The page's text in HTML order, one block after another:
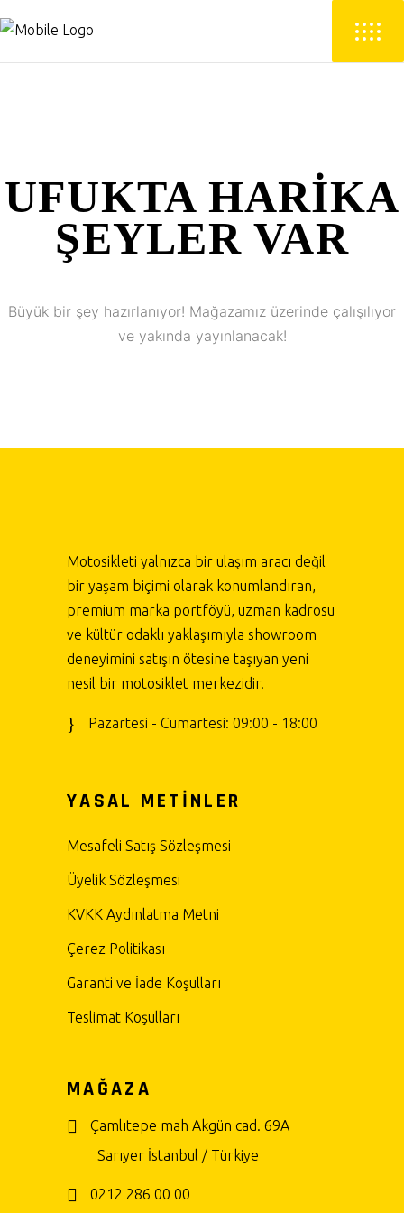
UFUKTA HARIKA
ŞEYLER VAR
Büyük bir şey hazırlanıyor! Mağazamız üzerinde çalışılıyor
ve yakında yayınlanacak!
Motosikleti yalnızca bir ulaşım aracı değil
bir yaşam biçimi olarak konumlandıran,
premium marka portföyü, uzman kadrosu
ve kültür odaklı yaklaşımıyla showroom
deneyimini satışın ötesine taşıyan yeni
nesil bir motosiklet merkezidir.
Pazartesi - Cumartesi: 09:00 - 18:00
YASAL METİNLER
Mesafeli Satış Sözleşmesi
Üyelik Sözleşmesi
KVKK Aydınlatma Metni
Çerez Politikası
Garanti ve İade Koşulları
Teslimat Koşulları
MAĞAZA
Çamlıtepe mah Akgün cad. 69A
Sarıyer İstanbul / Türkiye
0212 286 00 00